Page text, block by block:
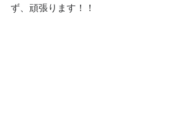
ず、頑張ります！！